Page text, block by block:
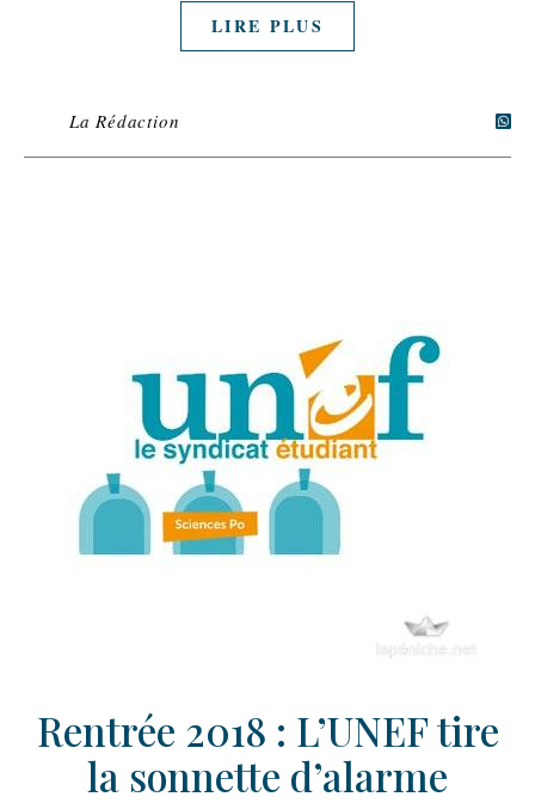
LIRE PLUS
La Rédaction
Rentrée 2018 : L’UNEF tire
la sonnette d’alarme